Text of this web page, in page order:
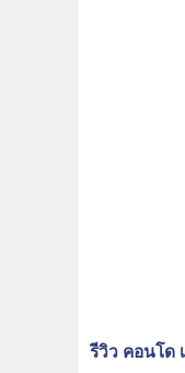
รีวิว คอนโด